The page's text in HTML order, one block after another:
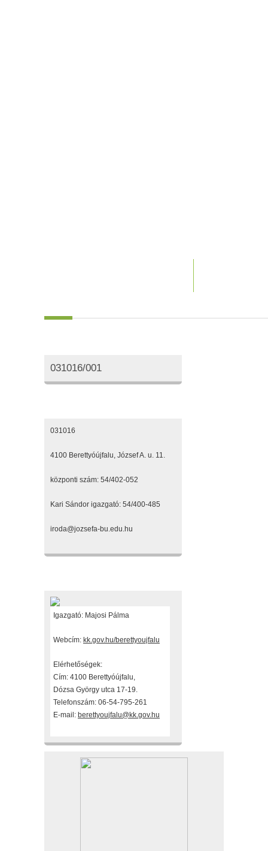
031016/001
031016
4100 Berettyóújfalu, József A. u. 11.
központi szám: 54/402-052
Kari Sándor igazgató: 54/400-485
iroda@jozsefa-bu.edu.hu
Igazgató: Majosi Pálma
Webcím: kk.gov.hu/berettyoujfalu
Elérhetőségek:
Cím: 4100 Berettyóújfalu,
Dózsa György utca 17-19.
Telefonszám: 06-54-795-261
E-mail: berettyoujfalu@kk.gov.hu